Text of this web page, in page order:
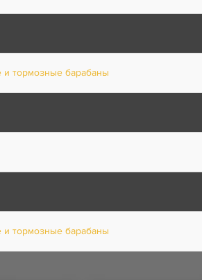
и тормозные барабаны
и тормозные барабаны